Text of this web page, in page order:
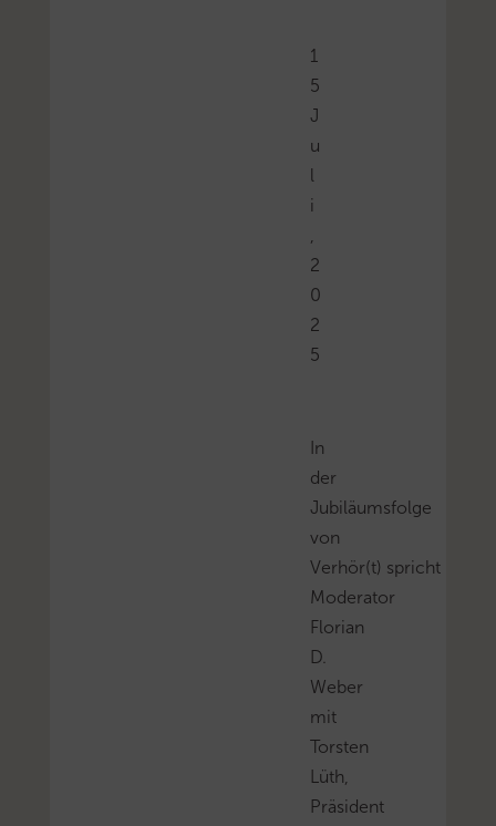
1
5
J
u
l
i
2
0
2
5
In
der
Jubiläumsfolge
von
Verhör(t) spricht
Moderator
Florian
D.
Weber
mit
Torsten
Lüth,
Präsident